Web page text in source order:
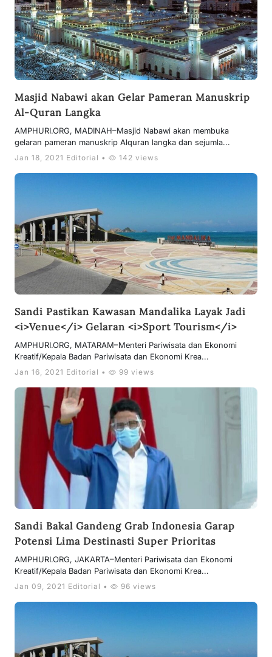
Masjid Nabawi akan Gelar Pameran Manuskrip
Al-Quran Langka
AMPHURI.ORG, MADINAH–Masjid Nabawi akan membuka
gelaran pameran manuskrip Alquran langka dan sejumla...
Jan 18, 2021 Editorial • 142 views
Sandi Pastikan Kawasan Mandalika Layak Jadi
<i>Venue</i> Gelaran <i>Sport Tourism</i>
AMPHURI.ORG, MATARAM–Menteri Pariwisata dan Ekonomi
Kreatif/Kepala Badan Pariwisata dan Ekonomi Krea...
Jan 16, 2021 Editorial • 99 views
Sandi Bakal Gandeng Grab Indonesia Garap
Potensi Lima Destinasti Super Prioritas
AMPHURI.ORG, JAKARTA–Menteri Pariwisata dan Ekonomi
Kreatif/Kepala Badan Pariwisata dan Ekonomi Krea...
Jan 09, 2021 Editorial • 96 views